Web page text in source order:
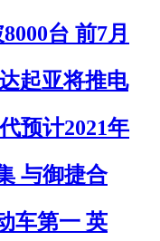
台 前7月
起亚将推电
预计2021年
与御捷合
车第一 英